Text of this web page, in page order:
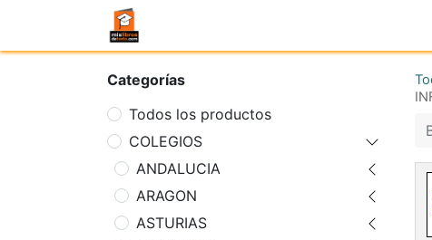
Categorías
Todos los productos
COLEGIOS
ANDALUCIA
ARAGON
ASTURIAS